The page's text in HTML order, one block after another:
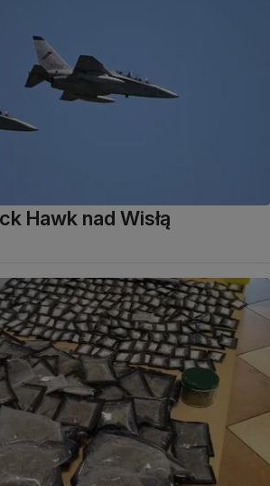
Hawk nad Wisłą